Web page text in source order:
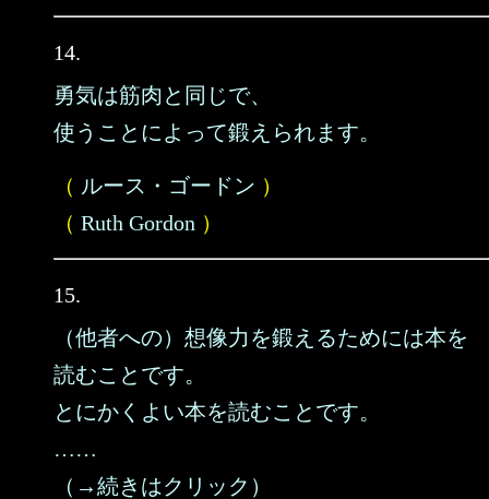
14.
勇気は筋肉と同じで、
使うことによって鍛えられます。
（ ルース・ゴードン ）
（ Ruth Gordon ）
15.
（他者への）想像力を鍛えるためには本を
読むことです。
とにかくよい本を読むことです。
……
（→続きはクリック）